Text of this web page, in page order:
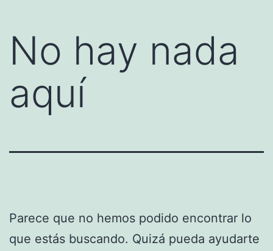
No hay nada
aquí
Parece que no hemos podido encontrar lo
que estás buscando. Quizá pueda ayudarte